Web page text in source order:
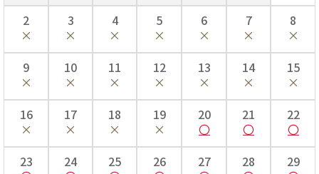
2 3 4 5 6 7 8
9 10 11 12 13 14 15
16 17 18 19 20 21 22
23 24 25 26 27 28 29